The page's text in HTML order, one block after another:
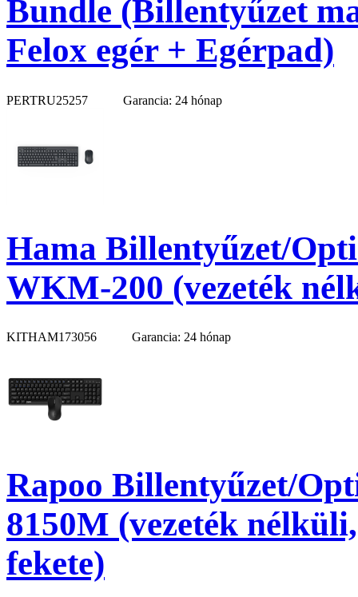
Bundle (Billentyűzet
Felox egér + Egérpad)
PERTRU25257 Garancia: 24 hónap
Hama Billentyűzet/
WKM-200 (vezeték
KITHAM173056 Garancia: 24 hónap
Rapoo Billentyűzet/
8150M (vezeték
fekete)